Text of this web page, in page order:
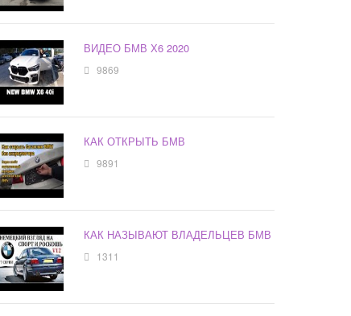
ВИДЕО БМВ Х6 2020
9869
КАК ОТКРЫТЬ БМВ
9891
КАК НАЗЫВАЮТ ВЛАДЕЛЬЦЕВ БМВ
1311